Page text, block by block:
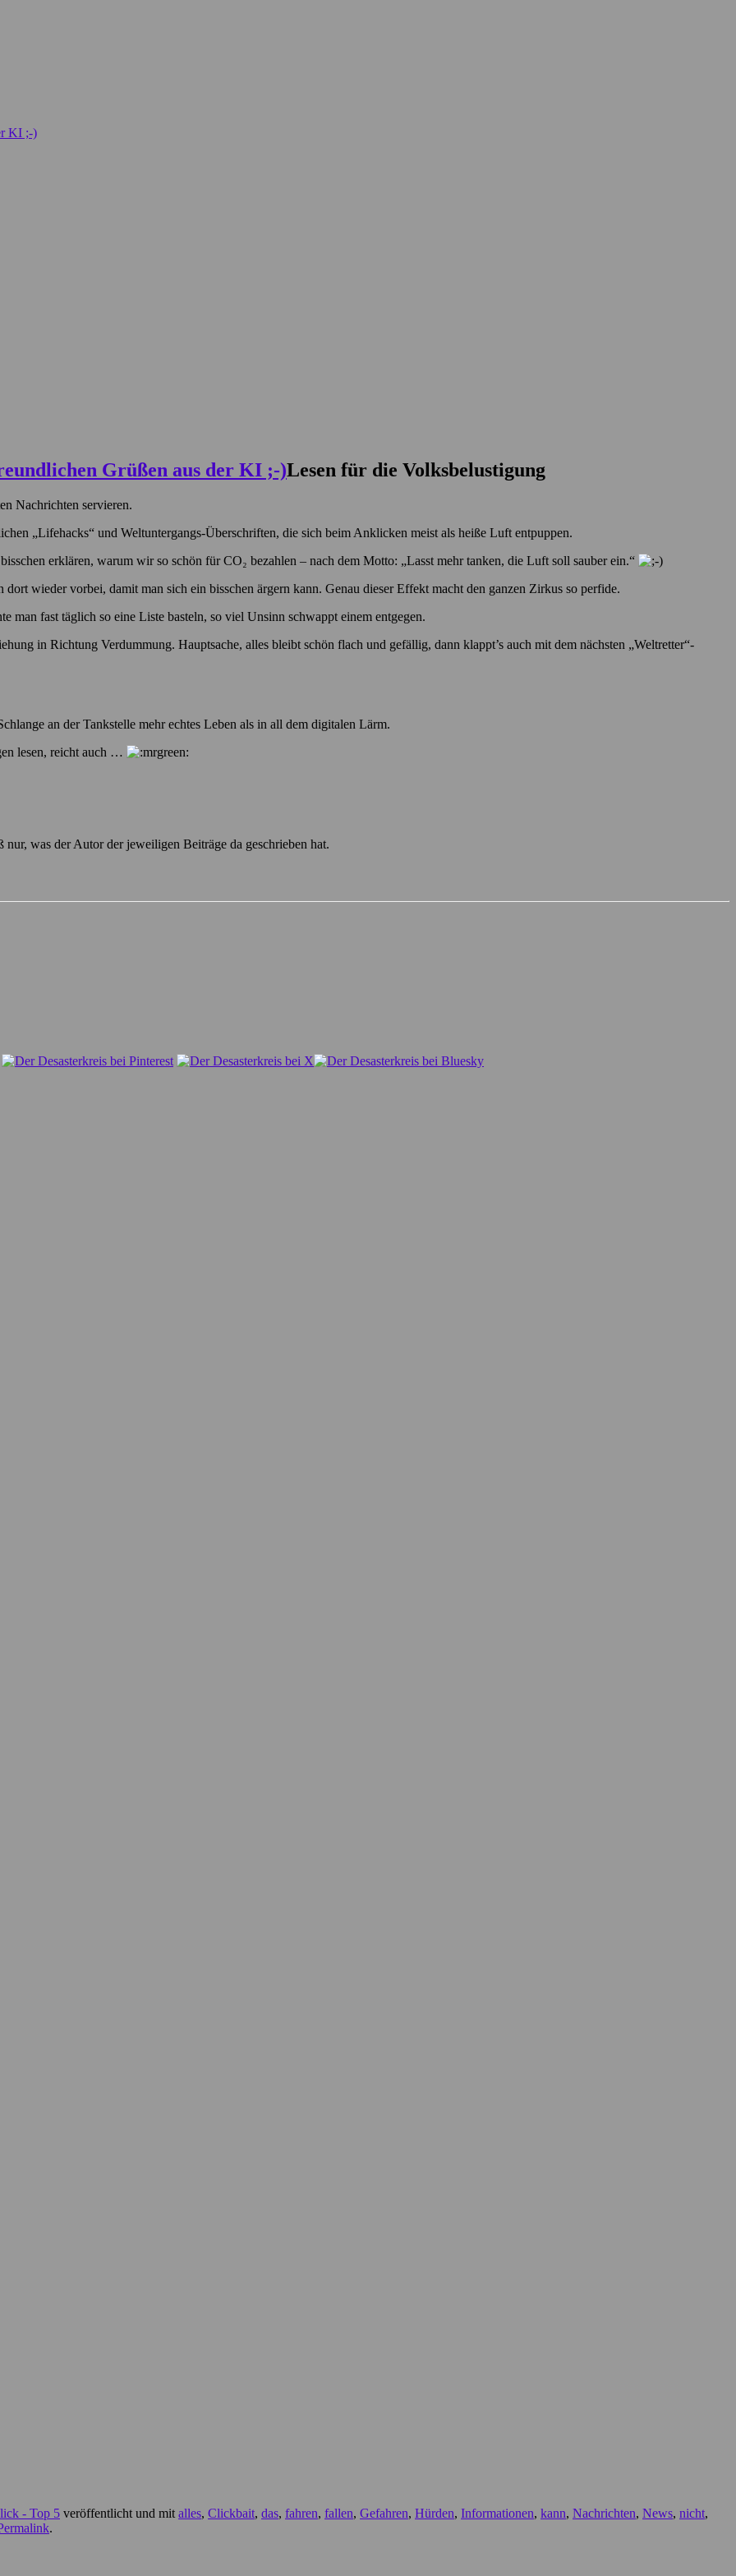
Lesen für die Volksbelustigung
Nachrichten servieren.
„Lifehacks“ und Weltuntergangs-Überschriften, die sich beim Anklicken meist als heiße Luft entpuppen.
erklären, warum wir so schön für CO₂ bezahlen – nach dem Motto: „Lasst mehr tanken, die Luft soll sauber ein.“
wieder vorbei, damit man sich ein bisschen ärgern kann. Genau dieser Effekt macht den ganzen Zirkus so perfide.
man fast täglich so eine Liste basteln, so viel Unsinn schwappt einem entgegen.
in Richtung Verdummung. Hauptsache, alles bleibt schön flach und gefällig, dann klappt’s auch mit dem nächsten „Weltretter“-
an der Tankstelle mehr echtes Leben als in all dem digitalen Lärm.
lesen, reicht auch …
was der Autor der jeweiligen Beiträge da geschrieben hat.
- Top 5 veröffentlicht und mit alles, Clickbait, das, fahren, fallen, Gefahren, Hürden, Informationen, kann, Nachrichten, News, nicht,
.